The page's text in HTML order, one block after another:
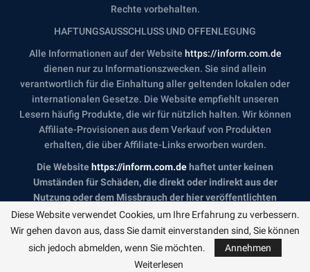
Rechte vorbehalten.
HAFTUNGSAUSSCHLUSS UND OFFENLEGUNG
Alle Informationen auf der Website https://inform.com.de
dienen nur zu Informationszwecken. Sie sind allein
verantwortlich für die Einhaltung aller geltenden lokalen oder
internationalen Gesetze. Die Website empfiehlt unseren
Lesern häufig Produkte, die wir für nützlich halten. Wir können
Affiliate-Provisionen aus dem Verkauf von Produkten
erhalten, die über Affiliate-Links erworben wurden.
Die Websitehttps://inform.com.de haftet unter keinen
Umständen für Schäden, die direkt oder indirekt aus der
Nutzung oder dem Missbrauch der hier veröffentlichten
Informationen entstehen. Indem Sie fortfahren, bestätigen
Sie, dass Sie unseren vollständigenHaftungsausschlussund
unsere
Datenschutzerklärung gelesen und akzeptiert haben
Diese Website verwendet Cookies, um Ihre Erfahrung zu verbessern.
Wir gehen davon aus, dass Sie damit einverstanden sind, Sie können
sich jedoch abmelden, wenn Sie möchten.
Annehmen
Weiterlesen